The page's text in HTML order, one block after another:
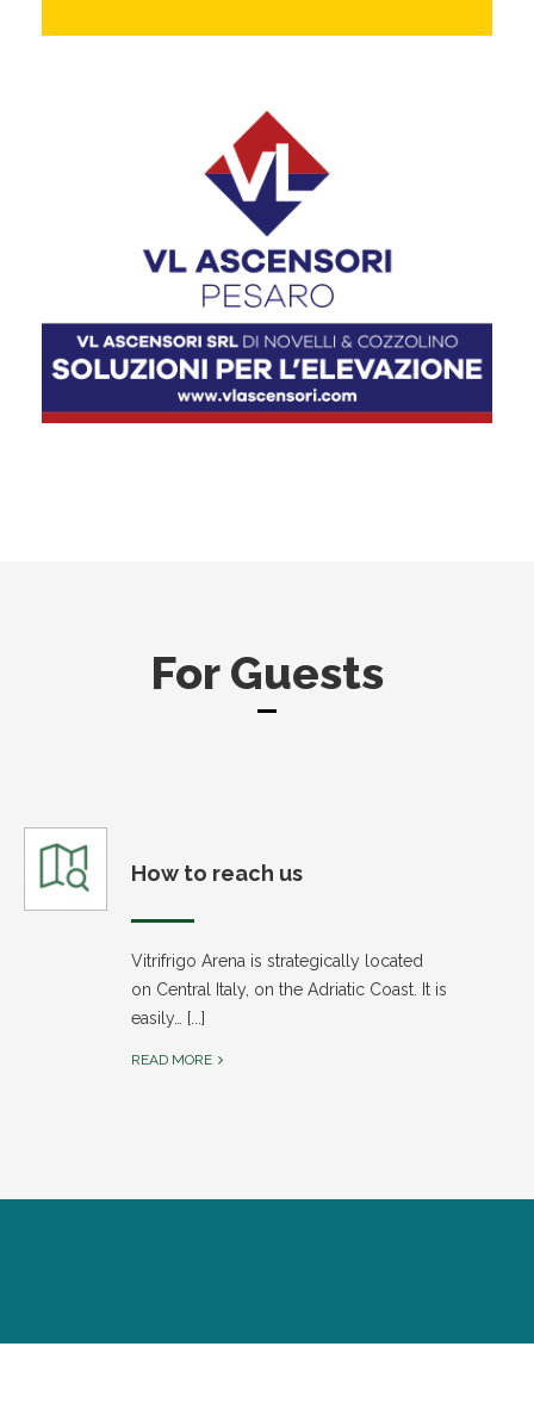
For Guests
How to reach us
Vitrifrigo Arena is strategically located
on Central Italy, on the Adriatic Coast. It is
easily… [...]
READ MORE